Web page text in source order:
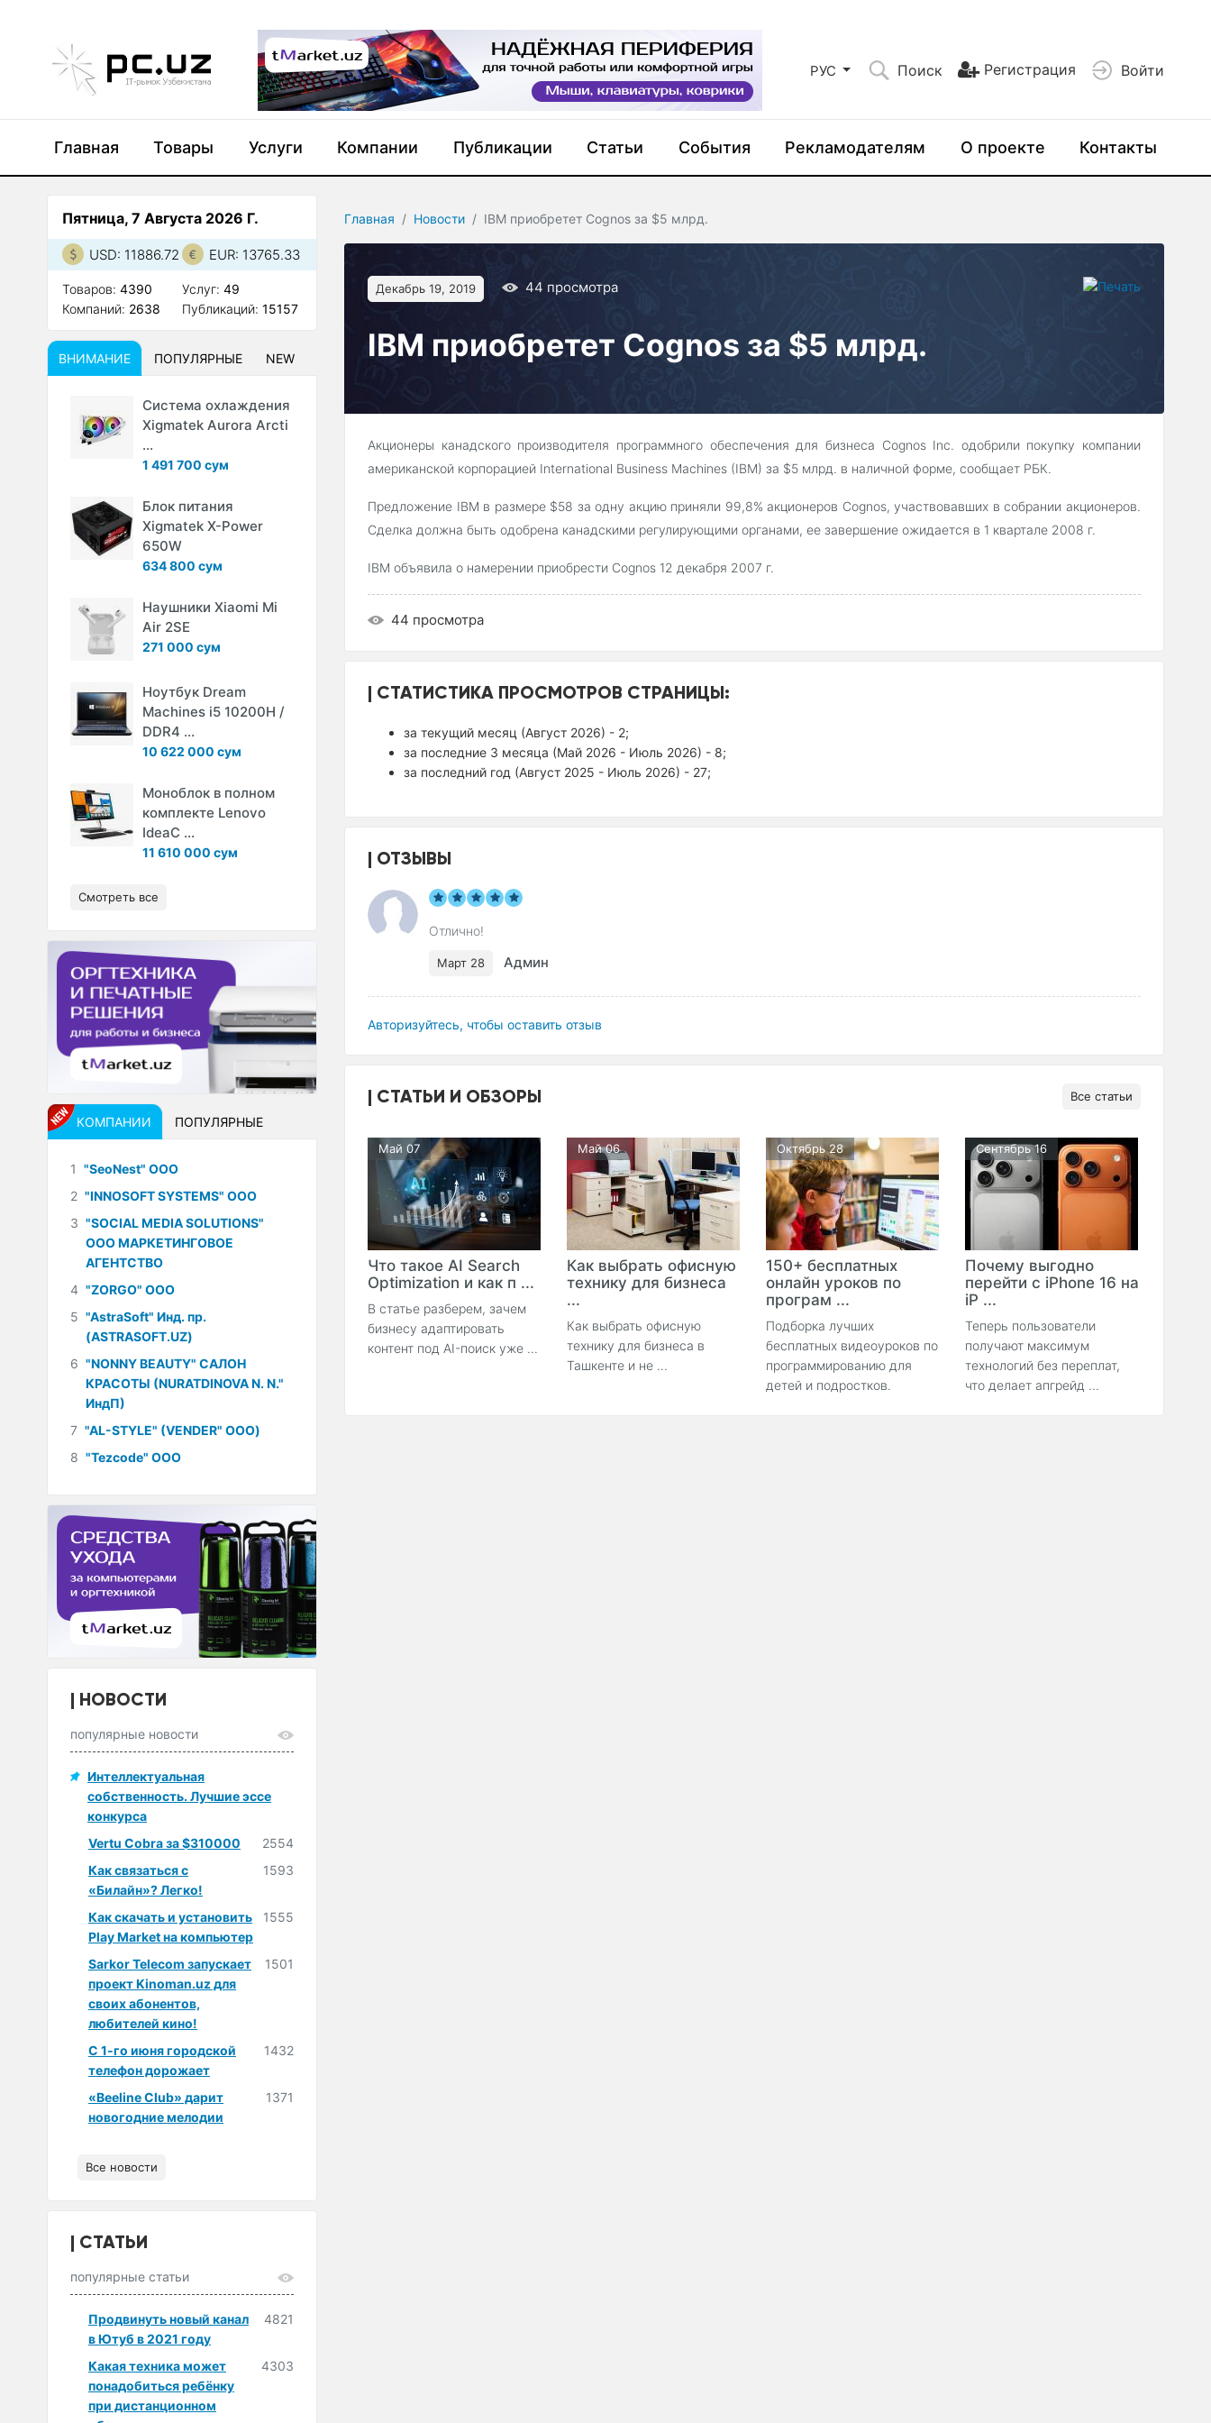
РУС Поиск Регистрация Войти
Главная Товары Услуги Компании Публикации Статьи События Рекламодателям О проекте Контакты
Главная Новости IBM приобретет Cognos за $5 млрд.
Декабрь 19, 2019 44 просмотра
IBM приобретет Cognos за $5 млрд.
Акционеры канадского производителя программного обеспечения для бизнеса Cognos Inc. одобрили покупку компании
американской корпорацией International Business Machines (IBM) за $5 млрд. в наличной форме, сообщает РБК.
Предложение IBM в размере $58 за одну акцию приняли 99,8% акционеров Cognos, участвовавших в собрании акционеров.
Сделка должна быть одобрена канадскими регулирующими органами, ее завершение ожидается в 1 квартале 2008 г.
IBM объявила о намерении приобрести Cognos 12 декабря 2007 г.
44 просмотра
СТАТИСТИКА ПРОСМОТРОВ СТРАНИЦЫ:
за текущий месяц (Август 2026) - 2;
за последние 3 месяца (Май 2026 - Июль 2026) - 8;
за последний год (Август 2025 - Июль 2026) - 27;
ОТЗЫВЫ
Отлично!
Март 28 Админ
Авторизуйтесь, чтобы оставить отзыв
СТАТЬИ И ОБЗОРЫ Все статьи
Май 07
Что такое AI Search
Optimization и как п ...
В статье разберем, зачем
бизнесу адаптировать
контент под AI-поиск уже ...
Май 06
Как выбрать офисную
технику для бизнеса
...
Как выбрать офисную
технику для бизнеса в
Ташкенте и не ...
Октябрь 28
150+ бесплатных
онлайн уроков по
програм ...
Подборка лучших
бесплатных видеоуроков по
программированию для
детей и подростков.
Сентябрь 16
Почему выгодно
перейти с iPhone 16 на
iP ...
Теперь пользователи
получают максимум
технологий без переплат,
что делает апгрейд ...
Пятница, 7 Августа 2026 Г.
USD: 11886.72 EUR: 13765.33
Товаров: 4390
Компаний: 2638
Услуг:49
Публикаций:15157
ВНИМАНИЕ ПОПУЛЯРНЫЕ NEW
Система охлаждения
Xigmatek Aurora Arcti
...
1 491 700 сум
Блок питания
Xigmatek X-Power
650W
634 800 сум
Наушники Xiaomi Mi
Air 2SE
271 000 сум
Ноутбук Dream
Machines i5 10200H /
DDR4 ...
10 622 000 сум
Моноблок в полном
комплекте Lenovo
IdeaC ...
11 610 000 сум
Смотреть все
КОМПАНИИ ПОПУЛЯРНЫЕ
1 "SeoNest" ООО
2 "INNOSOFT SYSTEMS" ООО
3 "SOCIAL MEDIA SOLUTIONS"
ООО МАРКЕТИНГОВОЕ
АГЕНТСТВО
4 "ZORGO" ООО
5 "AstraSoft" Инд. пр.
(ASTRASOFT.UZ)
6 "NONNY BEAUTY" САЛОН
КРАСОТЫ (NURATDINOVA N. N."
ИндП)
7 "AL-STYLE" (VENDER" ООО)
8 "Tezcode" ООО
НОВОСТИ
популярные новости
Интеллектуальная
собственность. Лучшие эссе
конкурса
Vertu Cobra за $310000
2554
Как связаться с
«Билайн»? Легко!
1593
Как скачать и установить
Play Market на компьютер
1555
Sarkor Telecom запускает
проект Kinoman.uz для
своих абонентов,
любителей кино!
1501
С 1-го июня городской
телефон дорожает
1432
«Beeline Club» дарит
новогодние мелодии
1371
Все новости
СТАТЬИ
популярные статьи
Продвинуть новый канал
в Ютуб в 2021 году
4821
Какая техника может
понадобиться ребёнку
при дистанционном
4303